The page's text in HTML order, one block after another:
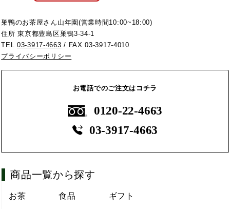
巣鴨のお茶屋さん山年園(営業時間10:00~18:00)
住所 東京都豊島区巣鴨3-34-1
TEL03-3917-4663 / FAX 03-3917-4010
プライバシーポリシー
お電話でのご注文はコチラ
0120-22-4663
03-3917-4663
商品一覧から探す
お茶 食品 ギフト